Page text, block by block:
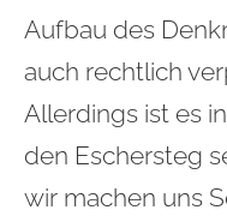
Aufbau des
auch rechtlich
Allerdings ist es
den Eschersteg
wir machen uns